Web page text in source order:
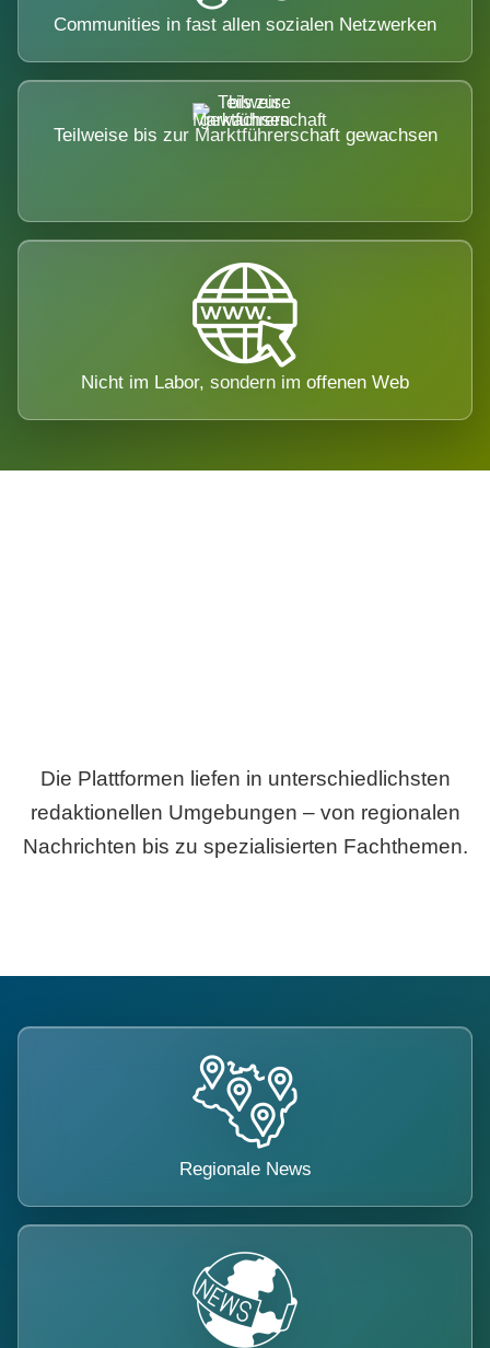
Communities in fast allen sozialen Netzwerken
Teilweise bis zur Marktführerschaft gewachsen
Nicht im Labor, sondern im offenen Web
Die Plattformen liefen in unterschiedlichsten
redaktionellen Umgebungen – von regionalen
Nachrichten bis zu spezialisierten Fachthemen.
Regionale News